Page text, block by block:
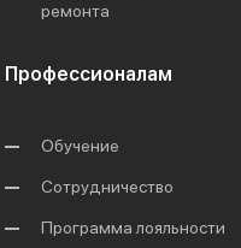
ремонта
Профессионалам
Обучение
Сотрудничество
Программа лояльности